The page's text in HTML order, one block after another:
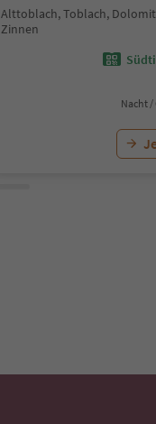
Alttoblach, Toblach,
Zinnen
Nacht /